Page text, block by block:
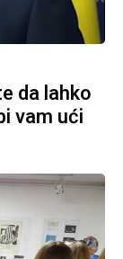
da lahko
vam ući